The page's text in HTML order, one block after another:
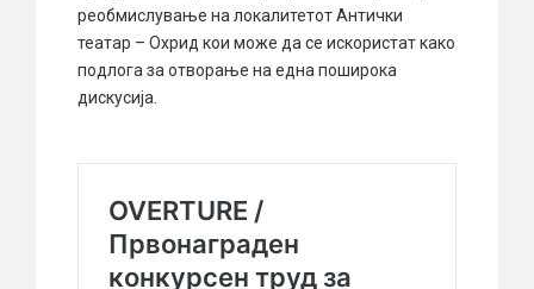
реобмислување на локалитетот Антички
театар – Охрид кои може да се искористат како
подлога за отворање на една поширока
дискусија.